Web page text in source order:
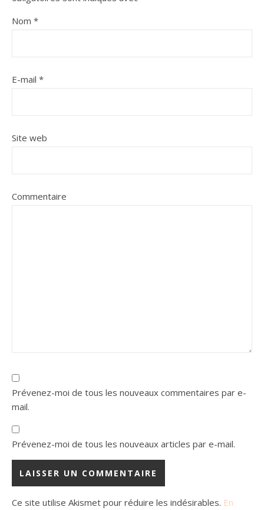
Nom *
E-mail *
Site web
Commentaire
Prévenez-moi de tous les nouveaux commentaires par e-
mail.
Prévenez-moi de tous les nouveaux articles par e-mail.
Ce site utilise Akismet pour réduire les indésirables. En